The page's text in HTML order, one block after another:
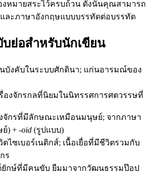
งหมายสระไว้ครบถ้วน ดังนั้นคุณสามารถ
และภาษาอังกฤษแบบบรรทัดต่อบรรทัด
ย่อสำหรับนักเขียน
นบังคับในระบบศักดินา; แก่นอารมณ์ของ
องจักรกลที่นิยมในนิทรรศการศตวรรษที่
จักรที่มีลักษณะเหมือนมนุษย์; จากภาษา
) + -oid (รูปแบบ)
ตไซเบอร์เนติกส์; เนื้อเยื่อที่มีชีวิตรวมกับ
ร
กษ์ที่มีคนขับ ยืมมาจากวัฒนธรรมป๊อป